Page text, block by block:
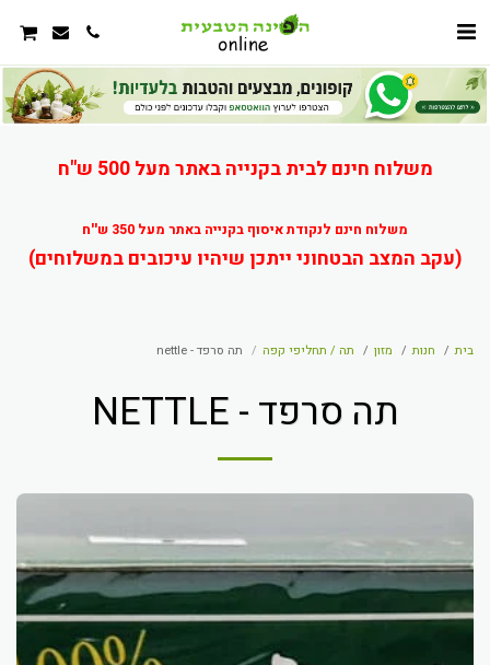
משלוח חינם לבית בקנייה באתר מעל 500 ש"ח
משלוח חינם לנקודת איסוף בקנייה באתר מעל 350 ש''ח
(עקב המצב הבטחוני ייתכן שיהיו עיכובים במשלוחים)
בית חנות מזון תה / תחליפי קפה תה סרפד - nettle
תה סרפד - NETTLE